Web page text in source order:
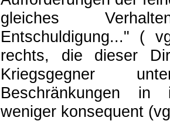
gleiches
Entschuldigung..." (
rechts, die dieser
Kriegsgegner
Beschränkungen in
weniger konsequent